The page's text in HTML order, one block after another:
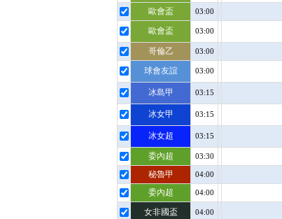
歐會盃 03:00
歐會盃
03:00
哥倫乙 03:00
球會友誼
03:00
冰島甲 03:15
冰女甲 03:15
冰女超 03:15
委內超 03:30
秘魯甲
04:00
委內超
04:00
女非國盃
04:00